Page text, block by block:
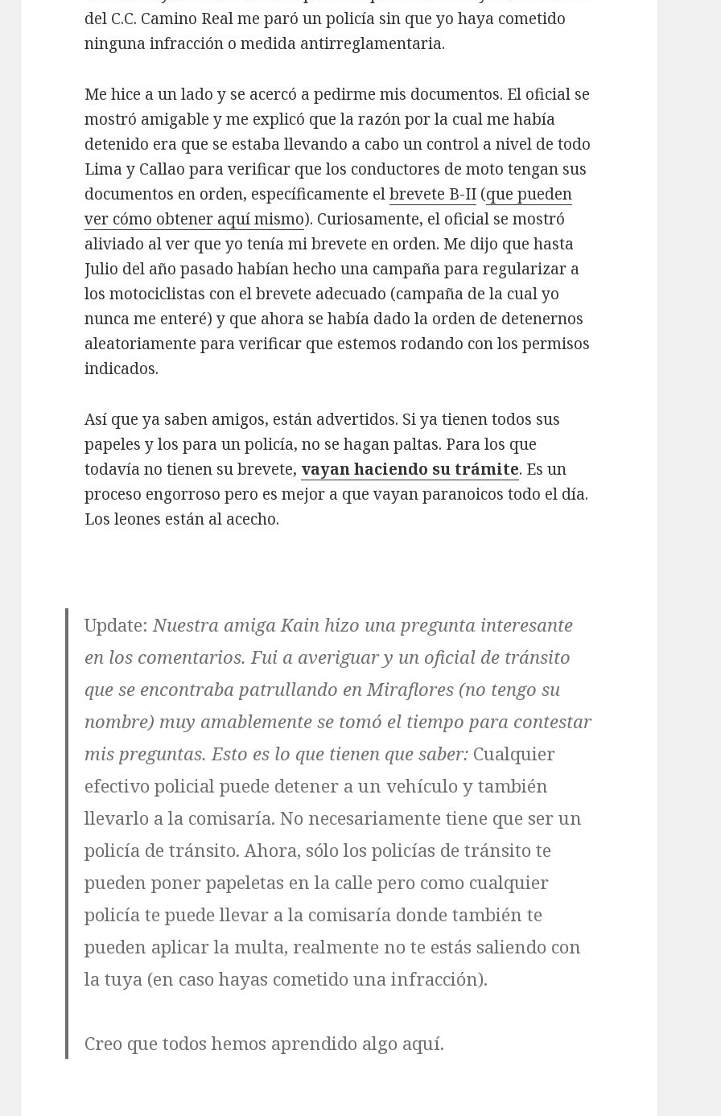
del C.C. Camino Real me paró un policía sin que yo haya cometido
ninguna infracción o medida antirreglamentaria.
Me hice a un lado y se acercó a pedirme mis documentos. El oficial se
mostró amigable y me explicó que la razón por la cual me había
detenido era que se estaba llevando a cabo un control a nivel de todo
Lima y Callao para verificar que los conductores de moto tengan sus
documentos en orden, específicamente elbrevete B-II (que pueden
ver cómo obtener aquí mismo). Curiosamente, el oficial se mostró
aliviado al ver que yo tenía mi brevete en orden. Me dijo que hasta
Julio del año pasado habían hecho una campaña para regularizar a
los motociclistas con el brevete adecuado (campaña de la cual yo
nunca me enteré) y que ahora se había dado la orden de detenernos
aleatoriamente para verificar que estemos rodando con los permisos
indicados.
Así que ya saben amigos, están advertidos. Si ya tienen todos sus
papeles y los para un policía, no se hagan paltas. Para los que
todavía no tienen su brevete, vayan haciendo su trámite. Es un
proceso engorroso pero es mejor a que vayan paranoicos todo el día.
Los leones están al acecho.
Update: Nuestra amiga Kain hizo una pregunta interesante
en los comentarios. Fui a averiguar y un oficial de tránsito
que se encontraba patrullando en Miraflores (no tengo su
nombre) muy amablemente se tomó el tiempo para contestar
mis preguntas. Esto es lo que tienen que saber: Cualquier
efectivo policial puede detener a un vehículo y también
llevarlo a la comisaría. No necesariamente tiene que ser un
policía de tránsito. Ahora, sólo los policías de tránsito te
pueden poner papeletas en la calle pero como cualquier
policía te puede llevar a la comisaría donde también te
pueden aplicar la multa, realmente no te estás saliendo con
la tuya (en caso hayas cometido una infracción).
Creo que todos hemos aprendido algo aquí.